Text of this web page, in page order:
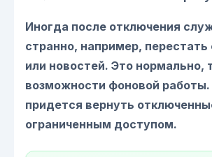
Иногда после отключения
странно, например,
или новостей. Это нормально,
возможности фоновой
придется вернуть
ограниченным доступом.